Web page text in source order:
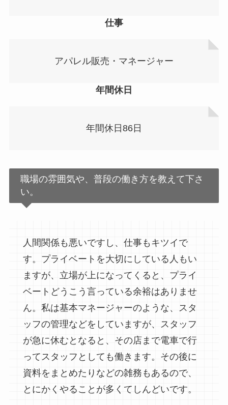
仕事
アパレル販売・マネージャー
年間休日
年間休日86日
職場の雰囲気や、普段の働き方を教えて下さ
い。
人間関係も悪いですし、仕事もキツイで
す。プライベートを大切にしている人もい
ますが、立場が上になってくると、プライ
ベートどうこう言っている余裕はありませ
ん。私は基本マネージャーのような、スタ
ッフの管理などをしていますが、スタッフ
が急に休むとなると、その店まで電車で行
ってスタッフとしても働きます。その後に
資料をまとめたりなどの雑務もあるので、
とにかくやることが多くてしんどいです。